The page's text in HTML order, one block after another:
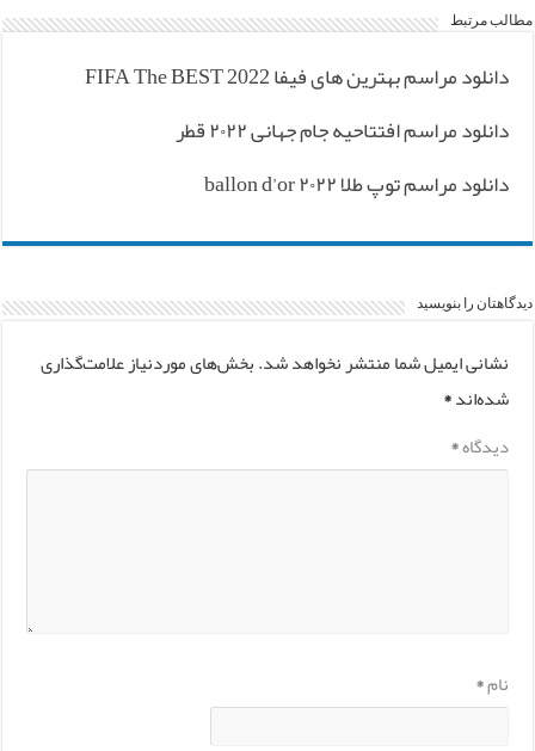
مطالب مرتبط
دانلود مراسم بهترین های فیفا FIFA The BEST 2022
دانلود مراسم افتتاحیه جام جهانی ۲۰۲۲ قطر
دانلود مراسم توپ طلا ۲۰۲۲ ballon d’or
دیدگاهتان را بنویسید
نشانی ایمیل شما منتشر نخواهد شد.بخش‌های موردنیاز علامت‌گذاری
شده‌اند*
دیدگاه*
نام*